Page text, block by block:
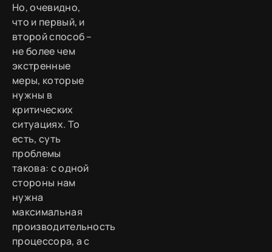
Но, очевидно,
что и первый, и
второй способ –
не более чем
экстренные
меры, которые
нужны в
критических
ситуациях. То
есть, суть
проблемы
такова: с одной
стороны нам
нужна
максимальная
производительность
процессора, а с